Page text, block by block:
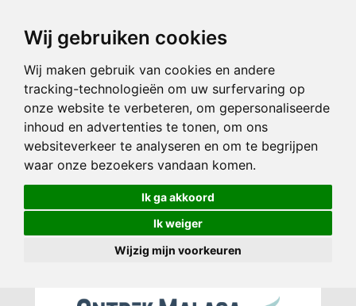
Wij gebruiken cookies
Wij maken gebruik van cookies en andere
tracking-technologieën om uw surfervaring op
onze website te verbeteren, om gepersonaliseerde
inhoud en advertenties te tonen, om ons
websiteverkeer te analyseren en om te begrijpen
waar onze bezoekers vandaan komen.
Ik ga akkoord
Ik weiger
Wijzig mijn voorkeuren
direct
hoofdinhoud